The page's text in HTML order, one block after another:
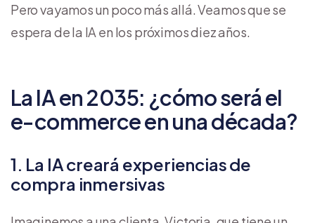
Pero vayamos un poco más allá. Veamos que se
espera de la IA en los próximos diez años.
La IA en 2035: ¿cómo será el
e-commerce en una década?
1. La IA creará experiencias de
compra inmersivas